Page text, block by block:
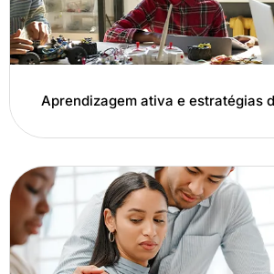
Aprendizagem ativa e estratégias